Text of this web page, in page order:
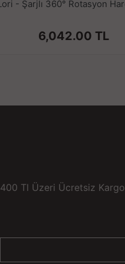
6,042.00 TL
400 Tl Üzeri Ücretsiz Kargo